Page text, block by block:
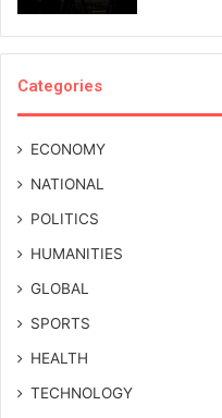
Categories
ECONOMY
NATIONAL
POLITICS
HUMANITIES
GLOBAL
SPORTS
HEALTH
TECHNOLOGY